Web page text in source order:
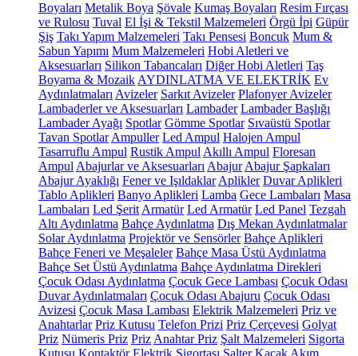
Boyaları Metalik Boya Şövale Kumaş Boyaları Resim Fırçası
ve Rulosu Tuval El İşi & Tekstil Malzemeleri Örgü İpi Güpür
Şiş Takı Yapım Malzemeleri Takı Pensesi Boncuk Mum &
Sabun Yapımı Mum Malzemeleri Hobi Aletleri ve
Aksesuarları Silikon Tabancaları Diğer Hobi Aletleri Taş
Boyama & Mozaik AYDINLATMA VE ELEKTRİK Ev
Aydınlatmaları Avizeler Sarkıt Avizeler Plafonyer Avizeler
Lambaderler ve Aksesuarları Lambader Lambader Başlığı
Lambader Ayağı Spotlar Gömme Spotlar Sıvaüstü Spotlar
Tavan Spotlar Ampuller Led Ampul Halojen Ampul
Tasarruflu Ampul Rustik Ampul Akıllı Ampul Floresan
Ampul Abajurlar ve Aksesuarları Abajur Abajur Şapkaları
Abajur Ayaklığı Fener ve Işıldaklar Aplikler Duvar Aplikleri
Tablo Aplikleri Banyo Aplikleri Lamba Gece Lambaları Masa
Lambaları Led Şerit Armatür Led Armatür Led Panel Tezgah
Altı Aydınlatma Bahçe Aydınlatma Dış Mekan Aydınlatmalar
Solar Aydınlatma Projektör ve Sensörler Bahçe Aplikleri
Bahçe Feneri ve Meşaleler Bahçe Masa Üstü Aydınlatma
Bahçe Set Üstü Aydınlatma Bahçe Aydınlatma Direkleri
Çocuk Odası Aydınlatma Çocuk Gece Lambası Çocuk Odası
Duvar Aydınlatmaları Çocuk Odası Abajuru Çocuk Odası
Avizesi Çocuk Masa Lambası Elektrik Malzemeleri Priz ve
Anahtarlar Priz Kutusu Telefon Prizi Priz Çerçevesi Golyat
Priz Nümeris Priz Priz Anahtar Priz Şalt Malzemeleri Sigorta
Kutusu Kontaktör Elektrik Sigortası Şalter Kaçak Akım